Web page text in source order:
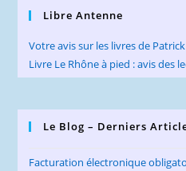
Libre Antenne
Votre avis sur les livres de
Livre Le Rhône à pied : avis des
Le Blog – Derniers
Facturation électronique